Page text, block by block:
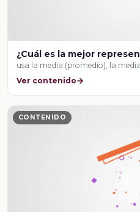
¿Cuál es la mejor
usa la media (promedio), la
Ver contenido
CONTENIDO